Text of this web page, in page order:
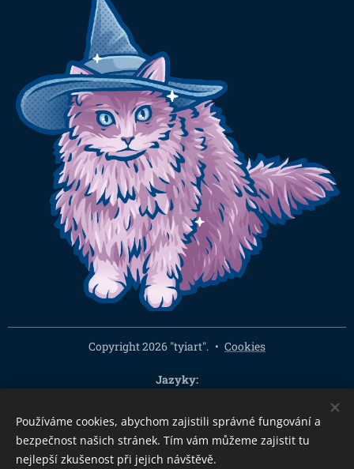
Copyright 2026 "tyiart". Cookies
Jazyky
Měna
CZK Kč
EUR € PLN zł CHF USD $ HUF Ft
Používáme cookies, abychom zajistili správné fungování a
bezpečnost našich stránek. Tím vám můžeme zajistit tu
nejlepší zkušenost při jejich návštěvě.